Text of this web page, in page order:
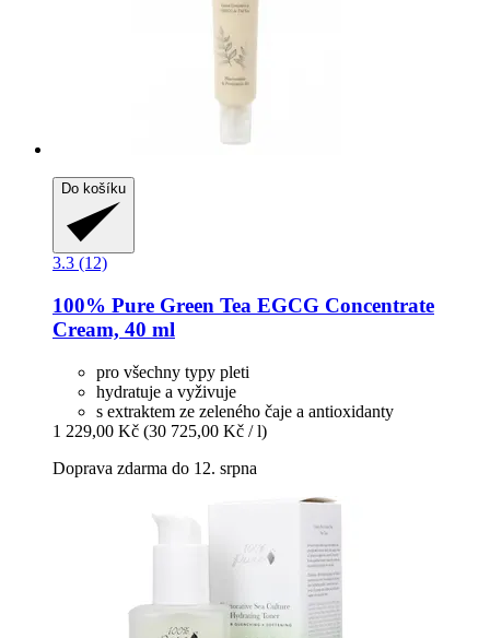
Do košíku
3.3 (12)
100% Pure Green Tea EGCG Concentrate
Cream, 40 ml
pro všechny typy pleti
hydratuje a vyživuje
s extraktem ze zeleného čaje a antioxidanty
1 229,00 Kč (30 725,00 Kč / l)
Doprava zdarma do 12. srpna